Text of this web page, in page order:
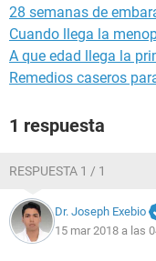
28 semanas de
Cuando llega la
A que edad llega la
Remedios caseros
1 respuesta
RESPUESTA 1 / 1
Dr. Joseph Exebio
15 mar 2018 a las